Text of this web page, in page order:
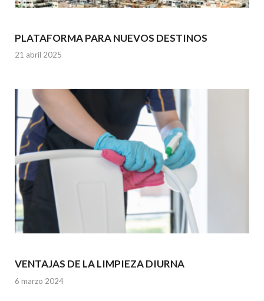
PLATAFORMA PARA NUEVOS DESTINOS
21 abril 2025
VENTAJAS DE LA LIMPIEZA DIURNA
6 marzo 2024